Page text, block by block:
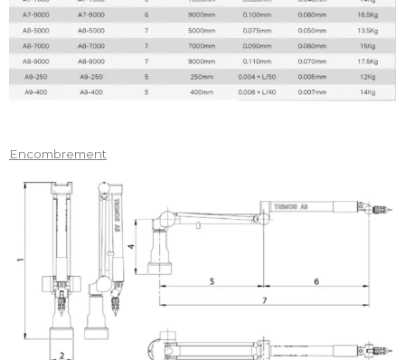
Encombrement